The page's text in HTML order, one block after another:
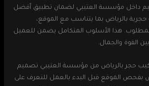
داخل مؤسسة العتيبي لضمان تطبيق أفضل
بالرياض بما يتناسب مع الموقع،
المطلوب. هذا الأسلوب المتكامل يضمن للعميل
القوة والجمال.
حجر بالرياض من مؤسسة العتيبي تصميم
بفحص الموقع قبل البدء بالعمل للتعرف على